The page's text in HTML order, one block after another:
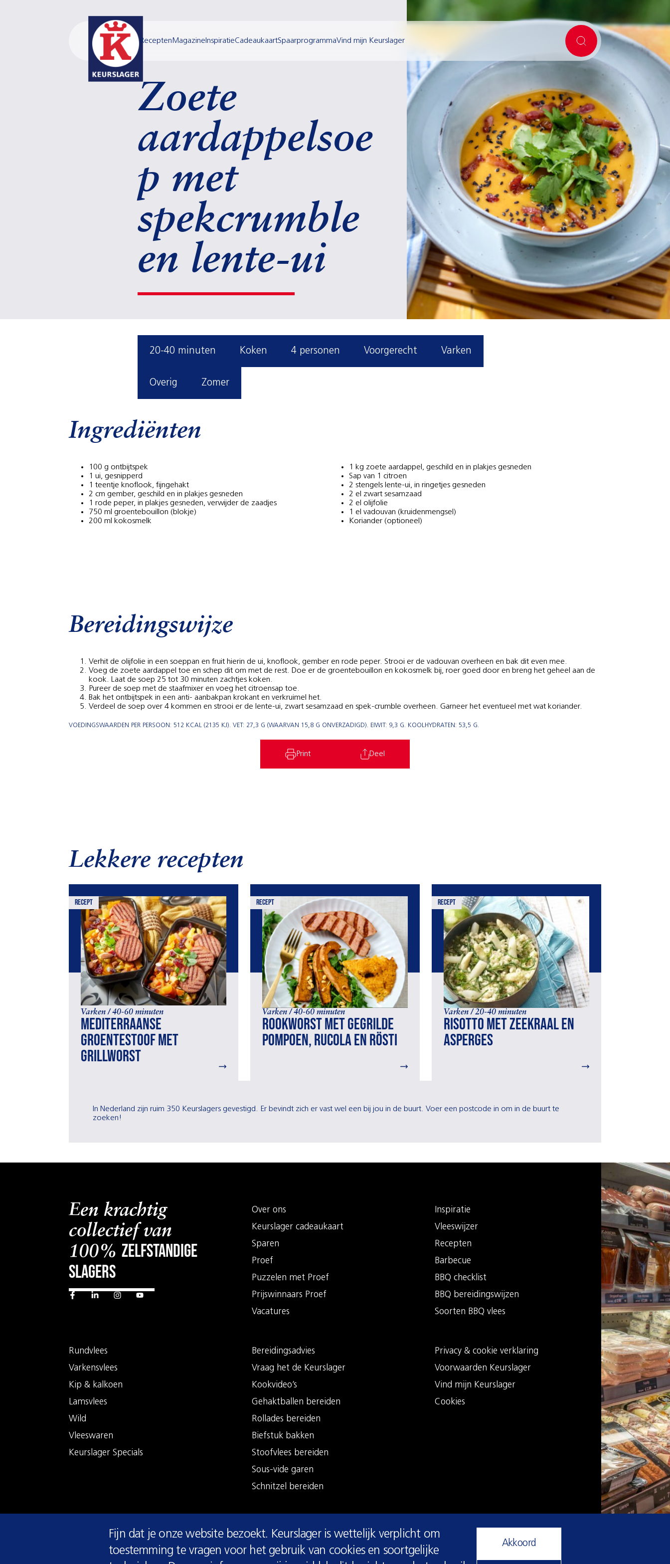
Fijn dat je onze website bezoekt. Keurslager is wettelijk verplicht om
toestemming te vragen voor het gebruik van cookies en soortgelijke
Akkoord
Recepten Magazine InspiratieCadeaukaartSpaarprogrammaVind mijn Keurslager
Zoete
aardappelsoe
p met
spekcrumble
en lente-ui
20-40 minuten Koken 4 personen Voorgerecht Varken
Overig Zomer
Ingrediënten
100 g ontbijtspek
1 ui, gesnipperd
1 teentje knoflook, fijngehakt
2 cm gember, geschild en in plakjes gesneden
1 rode peper, in plakjes gesneden, verwijder de zaadjes
750 ml groentebouillon (blokje)
200 ml kokosmelk
1 kg zoete aardappel, geschild en in plakjes gesneden
Sap van 1 citroen
2 stengels lente-ui, in ringetjes gesneden
2 el zwart sesamzaad
2 el olijfolie
1 el vadouvan (kruidenmengsel)
Koriander (optioneel)
Bereidingswijze
Verhit de olijfolie in een soeppan en fruit hierin de ui, knoflook, gember en rode peper. Strooi er de vadouvan overheen en bak dit even mee.
Voeg de zoete aardappel toe en schep dit om met de rest. Doe er de groentebouillon en kokosmelk bij, roer goed door en breng het geheel aan de
kook. Laat de soep 25 tot 30 minuten zachtjes koken.
Pureer de soep met de staafmixer en voeg het citroensap toe.
Bak het ontbijtspek in een anti- aanbakpan krokant en verkruimel het.
Verdeel de soep over 4 kommen en strooi er de lente-ui, zwart sesamzaad en spek-crumble overheen. Garneer het eventueel met wat koriander.
VOEDINGSWAARDEN PER PERSOON: 512 KCAL (2135 KJ). VET: 27,3 G (WAARVAN 15,8 G ONVERZADIGD). EIWIT: 9,3 G. KOOLHYDRATEN: 53,5 G.
Print Deel
Lekkere recepten
recept
Varken / 40-60 minuten
Mediterraanse
groentestoof met
grillworst
recept
Varken / 40-60 minuten
Rookworst met gegrilde
pompoen, rucola en rösti
recept
Varken / 20-40 minuten
Risotto met zeekraal en
asperges
In Nederland zijn ruim 350 Keurslagers gevestigd. Er bevindt zich er vast wel een bij jou in de buurt. Voer een postcode in om in de buurt te
zoeken!
Een krachtig
collectief van
100% zelfstandige
slagers
Over ons
Keurslager cadeaukaart
Sparen
Proef
Puzzelen met Proef
Prijswinnaars Proef
Vacatures
Inspiratie
Vleeswijzer
Recepten
Barbecue
BBQ checklist
BBQ bereidingswijzen
Soorten BBQ vlees
Rundvlees
Varkensvlees
Kip & kalkoen
Lamsvlees
Wild
Vleeswaren
Keurslager Specials
Bereidingsadvies
Vraag het de Keurslager
Kookvideo’s
Gehaktballen bereiden
Rollades bereiden
Biefstuk bakken
Stoofvlees bereiden
Sous-vide garen
Schnitzel bereiden
Privacy & cookie verklaring
Voorwaarden Keurslager
Vind mijn Keurslager
Cookies
© 2026 Keurslager